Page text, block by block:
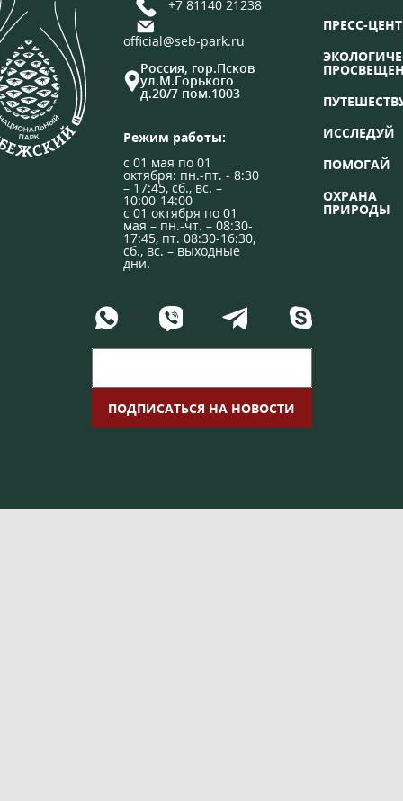
+7 81140 21238
official@seb-park.ru
Россия, гор.Псков
ул.М.Горького
д.20/7 пом.1003
Режим работы:
с 01 мая по 01
октября: пн.-пт. - 8:30
– 17:45, сб., вс. –
10:00-14:00
с 01 октября по 01
мая – пн.-чт. – 08:30-
17:45, пт. 08:30-16:30,
сб., вс. – выходные
дни.
ПРЕСС-
ИССЛЕДУЙ
ПОМОГАЙ
ОХРАНА
ПРИРОДЫ